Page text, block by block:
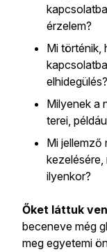
érzelem?
Mi történik,
elhidegülés?
Milyenek a
terei,
Mi jellemző
ilyenkor?
Őket láttuk
beceneve még
meg egyetemi